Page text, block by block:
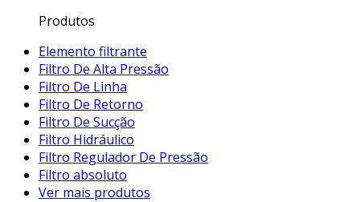
Produtos
Elemento filtrante
Filtro De Alta Pressão
Filtro De Linha
Filtro De Retorno
Filtro De Sucção
Filtro Hidráulico
Filtro Regulador De Pressão
Filtro absoluto
Ver mais produtos